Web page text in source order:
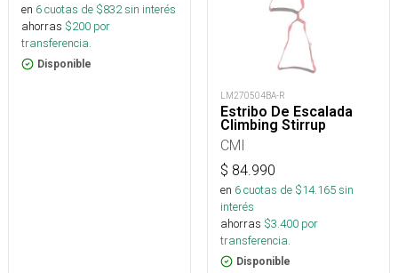
en 6cuotas de $832sin interés
ahorras $200 por
transferencia.
Disponible
LM270504BA-R
Estribo De Escalada
Climbing Stirrup
CMI
$ 84.990
en 6cuotas de $14.165sin
interés
ahorras $3.400 por
transferencia.
Disponible